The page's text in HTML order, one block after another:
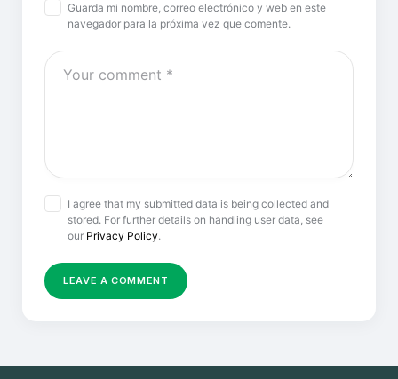
Guarda mi nombre, correo electrónico y web en este
navegador para la próxima vez que comente.
I agree that my submitted data is being collected and
stored. For further details on handling user data, see
our Privacy Policy.